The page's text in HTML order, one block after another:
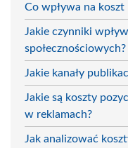
Co wpływa na
Jakie czynniki
społecznościowych?
Jakie kanały
Jakie są koszty
w reklamach?
Jak analizować